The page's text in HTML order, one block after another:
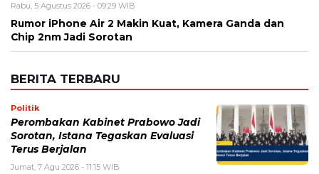
Rabu, 5 Agustus 2026 - 09:29 WIB
Rumor iPhone Air 2 Makin Kuat, Kamera Ganda dan
Chip 2nm Jadi Sorotan
BERITA TERBARU
Politik
Perombakan Kabinet Prabowo Jadi
Sorotan, Istana Tegaskan Evaluasi
Terus Berjalan
Jumat, 7 Agu 2026 - 11:15 WIB